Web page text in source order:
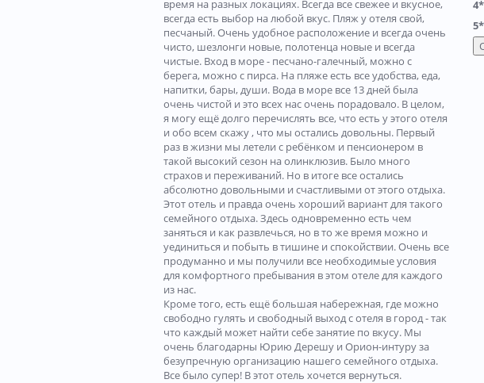
время на разных локациях. Всегда все свежее и вкусное,
всегда есть выбор на любой вкус. Пляж у отеля свой,
песчаный. Очень удобное расположение и всегда очень
чисто, шезлонги новые, полотенца новые и всегда
чистые. Вход в море - песчано-галечный, можно с
берега, можно с пирса. На пляже есть все удобства, еда,
напитки, бары, души. Вода в море все 13 дней была
очень чистой и это всех нас очень порадовало. В целом,
я могу ещё долго перечислять все, что есть у этого отеля
и обо всем скажу , что мы остались довольны. Первый
раз в жизни мы летели с ребёнком и пенсионером в
такой высокий сезон на олинклюзив. Было много
страхов и переживаний. Но в итоге все остались
абсолютно довольными и счастливыми от этого отдыха.
Этот отель и правда очень хороший вариант для такого
семейного отдыха. Здесь одновременно есть чем
заняться и как развлечься, но в то же время можно и
уединиться и побыть в тишине и спокойствии. Очень все
продуманно и мы получили все необходимые условия
для комфортного пребывания в этом отеле для каждого
из нас.
Кроме того, есть ещё большая набережная, где можно
свободно гулять и свободный выход с отеля в город - так
что каждый может найти себе занятие по вкусу. Мы
очень благодарны Юрию Дерешу и Орион-интуру за
безупречную организацию нашего семейного отдыха.
Все было супер! В этот отель хочется вернуться.
4*
5*